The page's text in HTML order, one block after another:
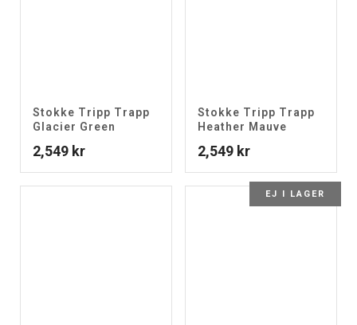
Stokke Tripp Trapp
Glacier Green
2,549 kr
Stokke Tripp Trapp
Heather Mauve
2,549 kr
EJ I LAGER